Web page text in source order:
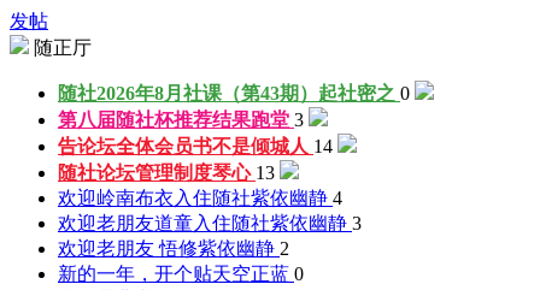
发帖
随正厅
随社2026年8月社课（第43期）起社密之 0
第八届随社杯推荐结果跑堂 3
告论坛全体会员书不是倾城人 14
随社论坛管理制度琴心 13
欢迎岭南布衣入住随社紫依幽静 4
欢迎老朋友道童入住随社紫依幽静 3
欢迎老朋友 悟修紫依幽静 2
新的一年，开个贴天空正蓝 0